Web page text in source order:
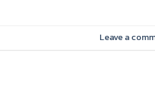
Leave a